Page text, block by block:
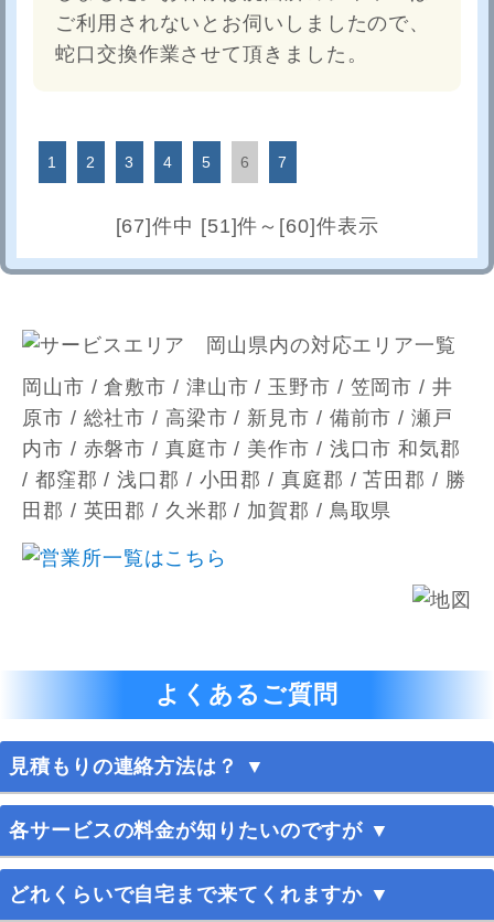
ご利用されないとお伺いしましたので、
蛇口交換作業させて頂きました。
1 2 3 4 5 6 7
[67]件中 [51]件～[60]件表示
岡山市 / 倉敷市 / 津山市 / 玉野市 / 笠岡市 / 井
原市 / 総社市 / 高梁市 / 新見市 / 備前市 / 瀬戸
内市 / 赤磐市 / 真庭市 / 美作市 / 浅口市 和気郡
/ 都窪郡 / 浅口郡 / 小田郡 / 真庭郡 / 苫田郡 / 勝
田郡 / 英田郡 / 久米郡 / 加賀郡 / 鳥取県
よくあるご質問
見積もりの連絡方法は？ ▼
365日お電話、メールにて受け付けております。お
気軽にお問い合わせください。
各サービスの料金が知りたいのですが ▼
料金案内をご覧ください。
料金についてご不明な点がありましたらお気軽にお
どれくらいで自宅まで来てくれますか ▼